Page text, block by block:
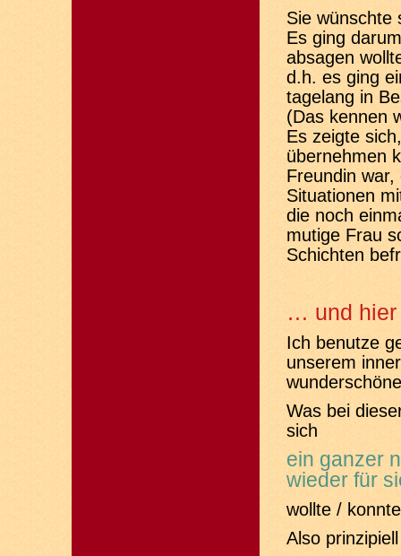
Sie wünschte
Es ging
absagen
d.h. es ging
tagelang in
(Das kennen
Es zeigte
übernehmen
Freundin
Situationen
die noch
mutige Frau
Schichten
… und hier
Ich benutze
unserem
Was bei
sich
ein ganzer
wieder für
wollte /
Also